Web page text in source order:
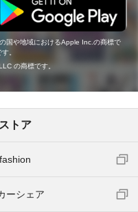
国や地域におけるApple Inc.の商標で
。
の商標です。
トア
ーシェア